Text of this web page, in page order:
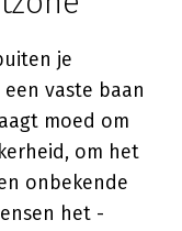
je
vaste baan
moed om
om het
onbekende
het -